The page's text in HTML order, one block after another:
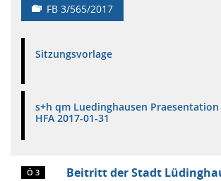
FB 3/565/2017
Sitzungsvorlage
s+h qm Luedinghausen Praesentation
HFA 2017-01-31
Ö 3
Beitritt der Stadt